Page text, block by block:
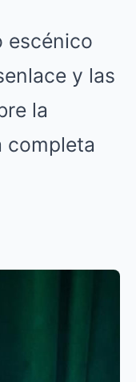
escénico
y las
la
completa